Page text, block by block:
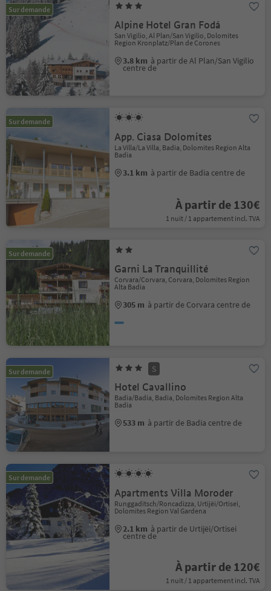
Sur demande
Alpine Hotel Gran Fodá
San Vigilio, Al Plan/San Vigilio, Dolomites
Region Kronplatz/Plan de Corones
3.8 km à partir de Al Plan/San Vigilio
centre de
Sur demande
App. Ciasa Dolomites
La Villa/La Villa, Badia, Dolomites Region Alta
Badia
3.1 km à partir de Badia centre de
À partir de 130€
1 nuit / 1 appartement incl. TVA
Sur demande
Garni La Tranquillité
Corvara/Corvara, Corvara, Dolomites Region
Alta Badia
305 m à partir de Corvara centre de
Sur demande S
Hotel Cavallino
Badia/Badia, Badia, Dolomites Region Alta
Badia
533 m à partir de Badia centre de
Sur demande
Apartments Villa Moroder
Runggaditsch/Roncadizza, Urtijëi/Ortisei,
Dolomites Region Val Gardena
2.1 km à partir de Urtijëi/Ortisei
centre de
À partir de 120€
1 nuit / 1 appartement incl. TVA